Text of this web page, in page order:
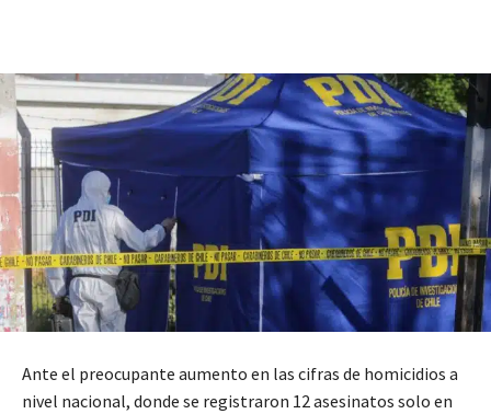
Ante el preocupante aumento en las cifras de homicidios a
nivel nacional, donde se registraron 12 asesinatos solo en